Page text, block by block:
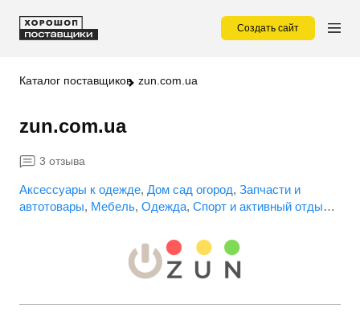
Создать сайт
Каталог поставщиков zun.com.ua
zun.com.ua
3 отзыва
Аксессуары к одежде Дом сад огород Запчасти и
автотовары Мебель Одежда Спорт и активный отдых